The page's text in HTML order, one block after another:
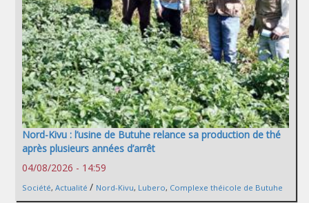
Nord-Kivu : l’usine de Butuhe relance sa production de thé
après plusieurs années d’arrêt
04/08/2026 - 14:59
Société, Actualité / Nord-Kivu, Lubero, Complexe théicole de Butuhe